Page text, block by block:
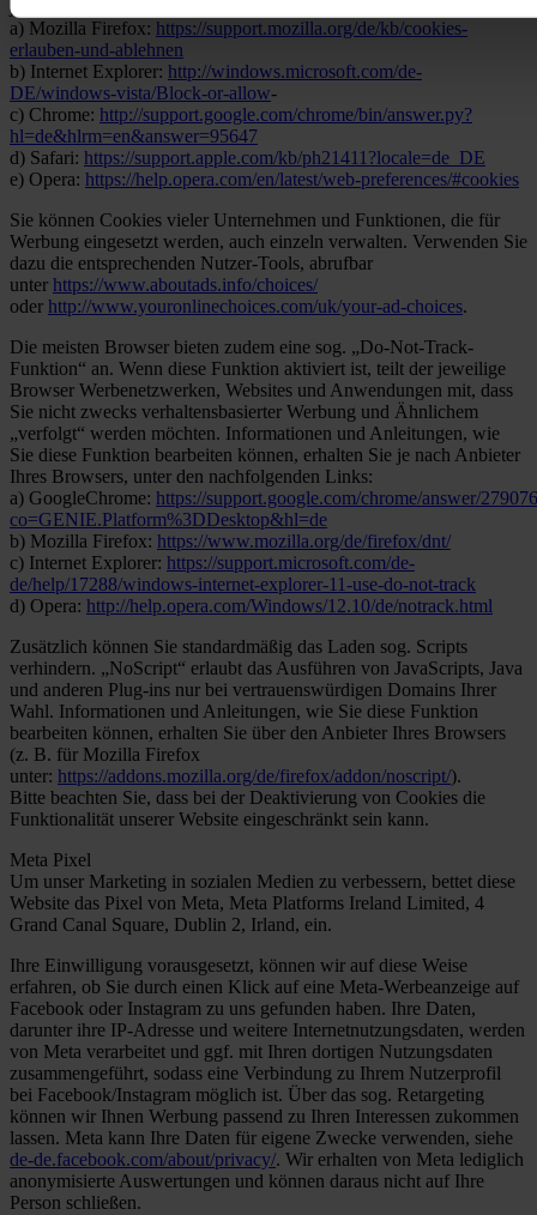
jeweiligen Browser verwaltet werden:
a) Mozilla Firefox: https://support.mozilla.org/de/kb/cookies-
erlauben-und-ablehnen
b) Internet Explorer: http://windows.microsoft.com/de-
DE/windows-vista/Block-or-allow-
c) Chrome: http://support.google.com/chrome/bin/answer.py?
hl=de&hlrm=en&answer=95647
d) Safari: https://support.apple.com/kb/ph21411?locale=de_DE
e) Opera: https://help.opera.com/en/latest/web-preferences/#cookies
Sie können Cookies vieler Unternehmen und Funktionen, die für
Werbung eingesetzt werden, auch einzeln verwalten. Verwenden Sie
dazu die entsprechenden Nutzer-Tools, abrufbar
unter https://www.aboutads.info/choices/
oder http://www.youronlinechoices.com/uk/your-ad-choices.
Die meisten Browser bieten zudem eine sog. „Do-Not-Track-
Funktion“ an. Wenn diese Funktion aktiviert ist, teilt der jeweilige
Browser Werbenetzwerken, Websites und Anwendungen mit, dass
Sie nicht zwecks verhaltensbasierter Werbung und Ähnlichem
„verfolgt“ werden möchten. Informationen und Anleitungen, wie
Sie diese Funktion bearbeiten können, erhalten Sie je nach Anbieter
Ihres Browsers, unter den nachfolgenden Links:
a) GoogleChrome: https://support.google.com/chrome/answer/
co=GENIE.Platform%3DDesktop&hl=de
b) Mozilla Firefox: https://www.mozilla.org/de/firefox/dnt/
c) Internet Explorer: https://support.microsoft.com/de-
de/help/17288/windows-internet-explorer-11-use-do-not-track
d) Opera: http://help.opera.com/Windows/12.10/de/notrack.html
Zusätzlich können Sie standardmäßig das Laden sog. Scripts
verhindern. „NoScript“ erlaubt das Ausführen von JavaScripts, Java
und anderen Plug-ins nur bei vertrauenswürdigen Domains Ihrer
Wahl. Informationen und Anleitungen, wie Sie diese Funktion
bearbeiten können, erhalten Sie über den Anbieter Ihres Browsers
(z. B. für Mozilla Firefox
unter: https://addons.mozilla.org/de/firefox/addon/noscript/).
Bitte beachten Sie, dass bei der Deaktivierung von Cookies die
Funktionalität unserer Website eingeschränkt sein kann.
Meta Pixel
Um unser Marketing in sozialen Medien zu verbessern, bettet diese
Website das Pixel von Meta, Meta Platforms Ireland Limited, 4
Grand Canal Square, Dublin 2, Irland, ein.
Ihre Einwilligung vorausgesetzt, können wir auf diese Weise
erfahren, ob Sie durch einen Klick auf eine Meta-Werbeanzeige auf
Facebook oder Instagram zu uns gefunden haben. Ihre Daten,
darunter ihre IP-Adresse und weitere Internetnutzungsdaten, werden
von Meta verarbeitet und ggf. mit Ihren dortigen Nutzungsdaten
zusammengeführt, sodass eine Verbindung zu Ihrem Nutzerprofil
bei Facebook/Instagram möglich ist. Über das sog. Retargeting
können wir Ihnen Werbung passend zu Ihren Interessen zukommen
lassen. Meta kann Ihre Daten für eigene Zwecke verwenden, siehe
de-de.facebook.com/about/privacy/. Wir erhalten von Meta lediglich
anonymisierte Auswertungen und können daraus nicht auf Ihre
Person schließen.